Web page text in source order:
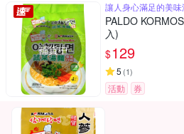
補貨中
讓人身心滿足的美味
PALDO
入)
$129
5 (1)
活動 券